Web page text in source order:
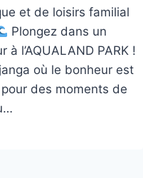
et de loisirs familial
Plongez dans un
l’AQUALAND PARK !
où le bonheur est
des moments de